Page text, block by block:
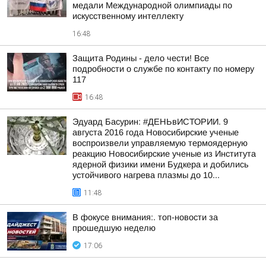
медали Международной олимпиады по
искусственному интеллекту
16:48
Защита Родины - дело чести! Все
подробности о службе по контакту по номеру
117
16:48
Эдуард Басурин: #ДЕНЬвИСТОРИИ. 9
августа 2016 года Новосибирские ученые
воспроизвели управляемую термоядерную
реакцию Новосибирские ученые из Института
ядерной физики имени Будкера и добились
устойчивого нагрева плазмы до 10...
11:48
В фокусе внимания:. топ-новости за
прошедшую неделю
17:06